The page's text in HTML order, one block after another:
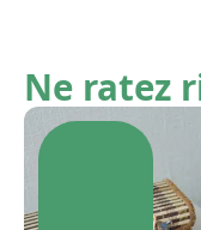
Ne ratez